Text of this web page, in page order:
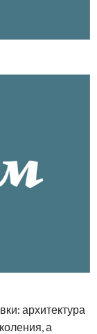
архитектура
а